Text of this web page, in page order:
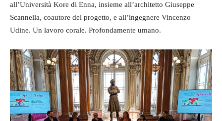
all’Università Kore di Enna, insieme all’architetto Giuseppe
Scannella, coautore del progetto, e all’ingegnere Vincenzo
Udine. Un lavoro corale. Profondamente umano.